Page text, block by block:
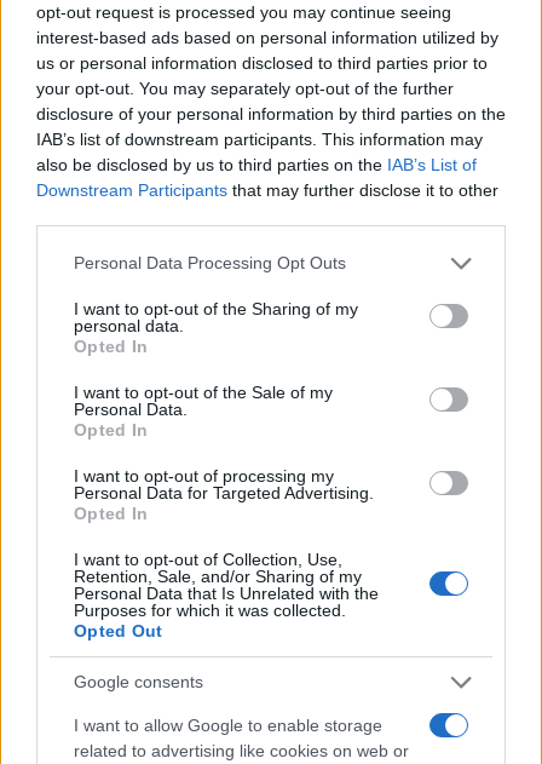
opt-out request is processed you may continue seeing
interest-based ads based on personal information utilized by
us or personal information disclosed to third parties prior to
your opt-out. You may separately opt-out of the further
disclosure of your personal information by third parties on the
IAB’s list of downstream participants. This information may
also be disclosed by us to third parties on the IAB’s List of
Downstream Participants that may further disclose it to other
Please note that this website/app uses one or more Google
not limited to your visit or usage behaviour. You may click to
grant or deny consent to Google and its third-party tags to
use your data for below specified purposes in below Google
consent section.
Personal Data Processing Opt Outs
I want to opt-out of the Sharing of my
personal data.
Opted In
I want to opt-out of the Sale of my
Personal Data.
Opted In
I want to opt-out of processing my
Personal Data for Targeted Advertising.
Opted In
I want to opt-out of Collection, Use,
Retention, Sale, and/or Sharing of my
Personal Data that Is Unrelated with the
Purposes for which it was collected.
Opted Out
Google consents
I want to allow Google to enable storage
related to advertising like cookies on web or
capacidades especiales
El hijo del actor Javier Gutiérrez, es Mateo,…
GENTE
¿Quién es Chad Boyce?: cómo murió
La biografía de Chad Boyce que había muerto…
GENTE